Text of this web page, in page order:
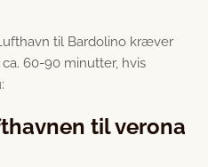
til Bardolino kræver
60-90 minutter, hvis
til verona